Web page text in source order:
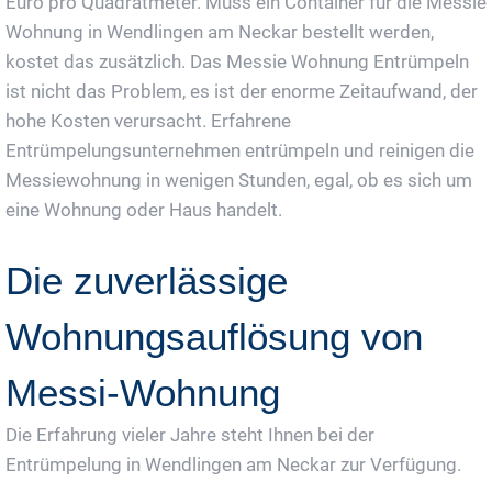
Wohnung in Wendlingen am Neckar bestellt werden,
kostet das zusätzlich. Das Messie Wohnung Entrümpeln
ist nicht das Problem, es ist der enorme Zeitaufwand, der
hohe Kosten verursacht. Erfahrene
Entrümpelungsunternehmen entrümpeln und reinigen die
Messiewohnung in wenigen Stunden, egal, ob es sich um
eine Wohnung oder Haus handelt.
Die zuverlässige
Wohnungsauflösung von
Messi-Wohnung
Die Erfahrung vieler Jahre steht Ihnen bei der
Entrümpelung in Wendlingen am Neckar zur Verfügung.